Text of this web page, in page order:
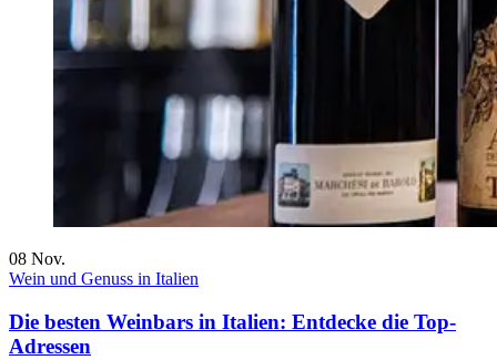
08 Nov.
Wein und Genuss in Italien
Die besten Weinbars in Italien: Entdecke die Top-
Adressen